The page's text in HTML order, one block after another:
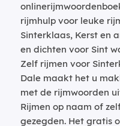
rijmhulp voor leuke
Sinterklaas, Kerst en
en dichten voor Sint
Zelf rijmen voor
Dale maakt het u
met de rijmwoorden
Rijmen op naam of
gezegden. Het gratis